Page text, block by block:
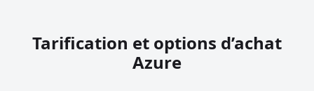
Tarification et options d’achat
Azure